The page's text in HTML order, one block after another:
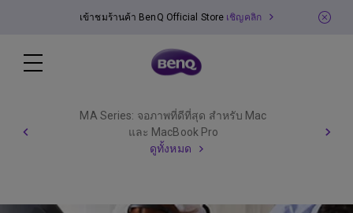
เข้าชมร้านค้า BenQ Official Store เชิญคลิก
MA Series: จอภาพที่ดีที่สุด สำหรับ Mac
และ MacBook Pro
ดูทั้งหมด